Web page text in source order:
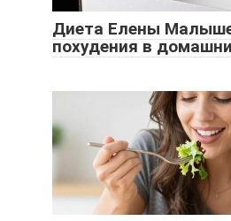
Диета Елены
похудения в